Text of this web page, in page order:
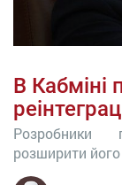
В Кабміні
Розробники
розширити його